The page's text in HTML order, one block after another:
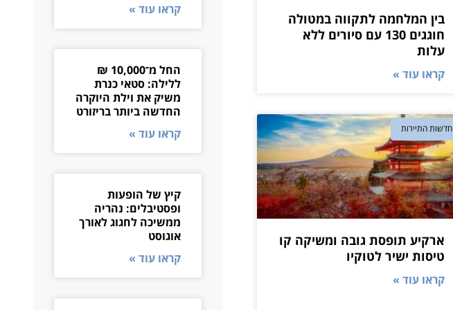
בין המלחמה לתקווה במטולה
חוגגים 130 עם סיורים ללא
עלות
קראו עוד »
חדשות התיירות
ארקיע תופסת גובה ומשיקה קו
טיסות ישיר לטוקיו
קראו עוד »
קראו עוד »
החל מ־10,000 ₪
ללילה: סטאי כנרת
משיק את וילת היוקרה
החדשה ביותר בריזורט
קראו עוד »
קיץ של הופעות
ופסטיבלים: נהריה
ממשיכה לחגוג לאורך
אוגוסט
קראו עוד »